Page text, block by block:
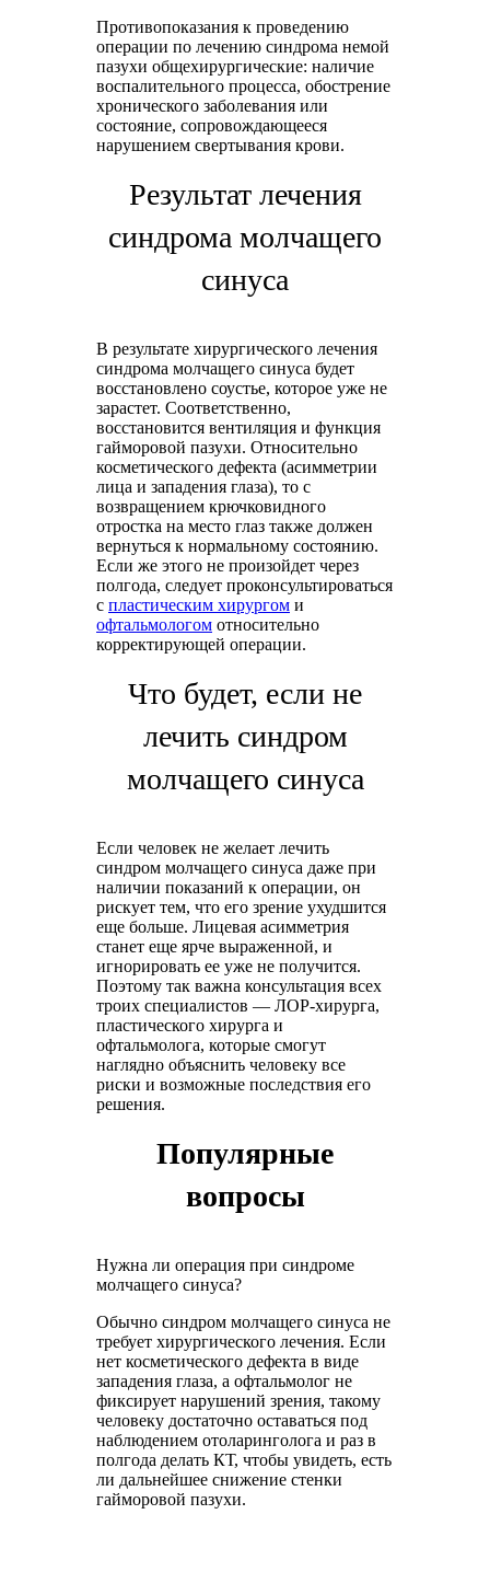
Противопоказания к проведению
операции по лечению синдрома немой
пазухи общехирургические: наличие
воспалительного процесса, обострение
хронического заболевания или
состояние, сопровождающееся
нарушением свертывания крови.
Результат лечения
синдрома молчащего
синуса
В результате хирургического лечения
синдрома молчащего синуса будет
восстановлено соустье, которое уже не
зарастет. Соответственно,
восстановится вентиляция и функция
гайморовой пазухи. Относительно
косметического дефекта (асимметрии
лица и западения глаза), то с
возвращением крючковидного
отростка на место глаз также должен
вернуться к нормальному состоянию.
Если же этого не произойдет через
полгода, следует проконсультироваться
с пластическим хирургом и
офтальмологом относительно
корректирующей операции.
Что будет, если не
лечить синдром
молчащего синуса
Если человек не желает лечить
синдром молчащего синуса даже при
наличии показаний к операции, он
рискует тем, что его зрение ухудшится
еще больше. Лицевая асимметрия
станет еще ярче выраженной, и
игнорировать ее уже не получится.
Поэтому так важна консультация всех
троих специалистов — ЛОР-хирурга,
пластического хирурга и
офтальмолога, которые смогут
наглядно объяснить человеку все
риски и возможные последствия его
решения.
Популярные
вопросы
Нужна ли операция при синдроме
молчащего синуса?
Обычно синдром молчащего синуса не
требует хирургического лечения. Если
нет косметического дефекта в виде
западения глаза, а офтальмолог не
фиксирует нарушений зрения, такому
человеку достаточно оставаться под
наблюдением отоларинголога и раз в
полгода делать КТ, чтобы увидеть, есть
ли дальнейшее снижение стенки
гайморовой пазухи.